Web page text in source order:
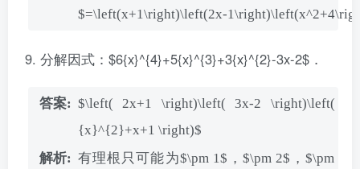
$=\left(x+1\right)\left(2x-
分解因式：$6{x}^{4}+5{x}^{3}+3{x}^{2}-3x-2$．
$\left( 2x+1 \right)\left( 3x-2 \right)\left(
{x}^{2}+x+1 \right)$
有理根只可能为$\pm 1$，$\pm 2$，$\pm